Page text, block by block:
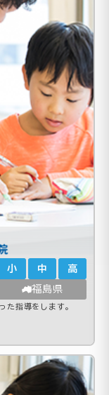
小 中 高
福島県
た指導をします。